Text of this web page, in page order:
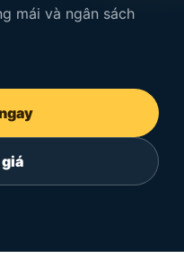
mái và ngân sách
giá